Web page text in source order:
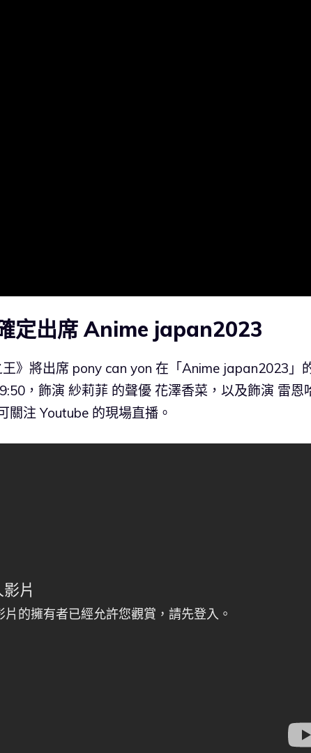
定出席 Anime japan2023
》將出席 pony can yon 在「Anime japan2023」
，飾演 紗莉菲 的聲優 花澤香菜，以及飾演 雷恩
關注 Youtube 的現場直播。